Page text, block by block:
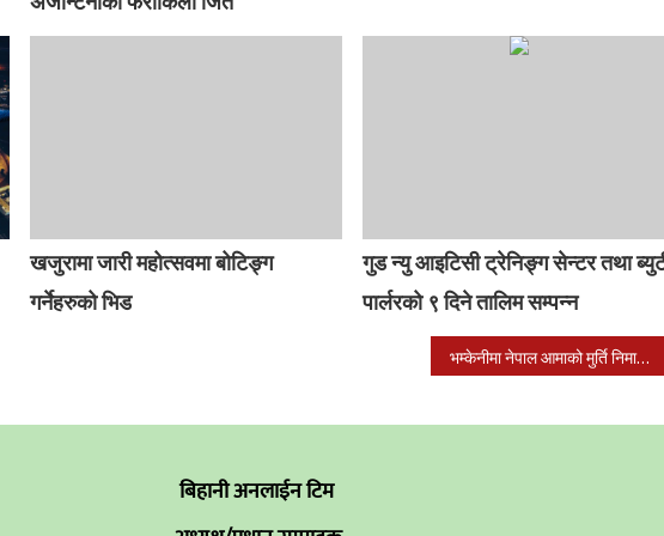
खजुरामा जारी महोत्सवमा बोटिङ्ग
गर्नेहरुको भिड
गुड न्यु आइटिसी ट्रेनिङ्ग सेन्टर तथा
पार्लरको ९ दिने तालिम सम्पन्न
भम्केनीमा नेपाल आमाको मुर्ति निमार्ण हुने
बिहानी अनलाईन टिम